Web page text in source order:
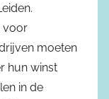
voor
moeten
hun winst
in de